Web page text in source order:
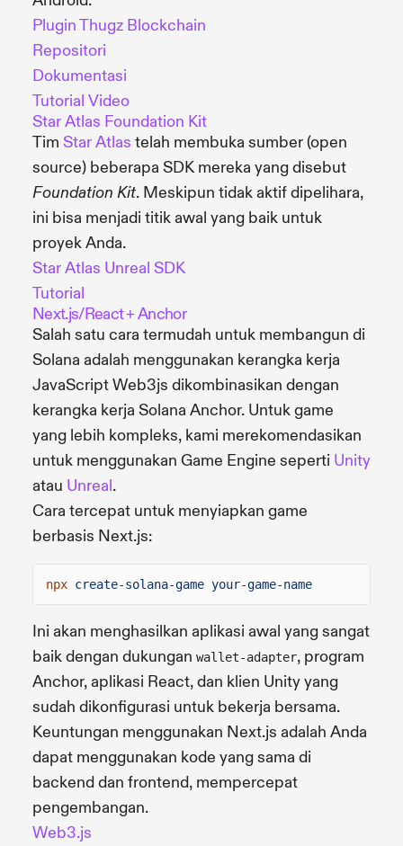
Plugin Thugz Blockchain
Repositori
Dokumentasi
Tutorial Video
Star Atlas Foundation Kit
Tim Star Atlas telah membuka sumber (open
source) beberapa SDK mereka yang disebut
Foundation Kit. Meskipun tidak aktif dipelihara,
ini bisa menjadi titik awal yang baik untuk
proyek Anda.
Star Atlas Unreal SDK
Tutorial
Next.js/React + Anchor
Salah satu cara termudah untuk membangun di
Solana adalah menggunakan kerangka kerja
JavaScript Web3js dikombinasikan dengan
kerangka kerja Solana Anchor. Untuk game
yang lebih kompleks, kami merekomendasikan
untuk menggunakan Game Engine seperti Unity
atau Unreal.
Cara tercepat untuk menyiapkan game
berbasis Next.js:
npx create-solana-game your-game-name
Ini akan menghasilkan aplikasi awal yang sangat
baik dengan dukungan wallet-adapter, program
Anchor, aplikasi React, dan klien Unity yang
sudah dikonfigurasi untuk bekerja bersama.
Keuntungan menggunakan Next.js adalah Anda
dapat menggunakan kode yang sama di
backend dan frontend, mempercepat
pengembangan.
Web3.js